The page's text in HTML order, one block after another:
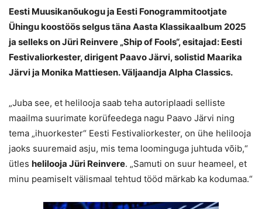
Eesti Muusikanõukogu ja Eesti Fonogrammitootjate
Ühingu koostöös selgus täna Aasta Klassikaalbum 2025
ja selleks onJüri Reinvere „Ship of Fools“, esitajad: Eesti
Festivaliorkester, dirigent Paavo Järvi, solistid Maarika
Järvi ja Monika Mattiesen. Väljaandja Alpha Classics.
„Juba see, et helilooja saab teha autoriplaadi selliste
maailma suurimate korüfeedega nagu Paavo Järvi ning
tema „ihuorkester“ Eesti Festivaliorkester, on ühe helilooja
jaoks suuremaid asju, mis tema loominguga juhtuda võib,“
ütles helilooja Jüri Reinvere. „Samuti on suur heameel, et
minu peamiselt välismaal tehtud tööd märkab ka kodumaa.“